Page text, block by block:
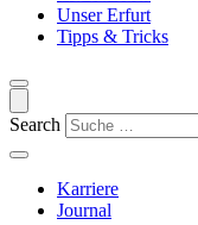
Unser Erfurt
Tipps & Tricks
Search
Karriere
Journal